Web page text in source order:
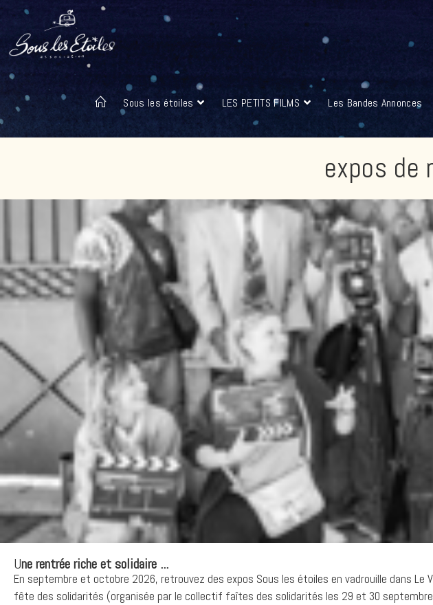
Sous les étoiles LES PETITS FILMS Les Bandes Annonces
expos de
Une rentrée riche et solidaire ...
En septembre et octobre 2026, retrouvez des expos Sous les étoiles en vadrouille dans Le
fête des solidarités (organisée par le collectif faîtes des solidarités les 29 et 30 septembre